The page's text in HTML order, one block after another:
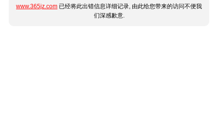
www.365jz.com 已经将此出错信息详细记录, 由此给您带来的访问不便我
们深感歉意.